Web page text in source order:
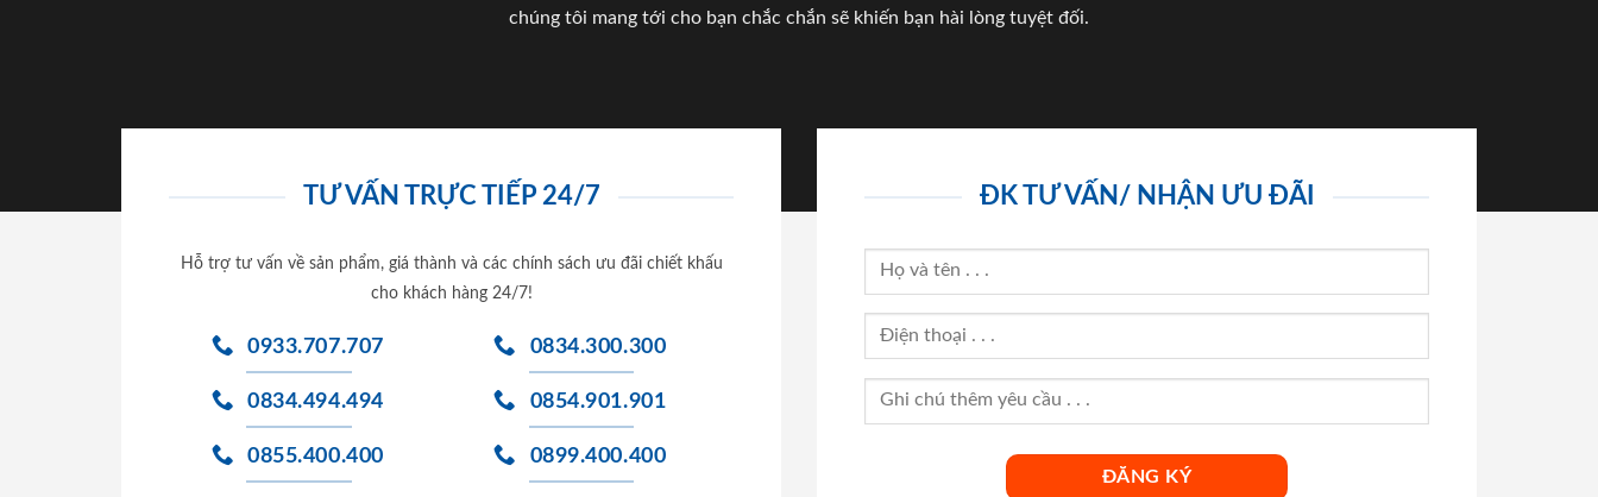
chúng tôi mang tới cho bạn chắc chắn sẽ khiến bạn hài lòng tuyệt đối.
TƯ VẤN TRỰC TIẾP 24/7
Hỗ trợ tư vấn về sản phẩm, giá thành và các chính sách ưu đãi chiết khấu
cho khách hàng 24/7!
0933.707.707
0834.494.494
0855.400.400
0834.300.300
0854.901.901
0899.400.400
ĐK TƯ VẤN/ NHẬN ƯU ĐÃI